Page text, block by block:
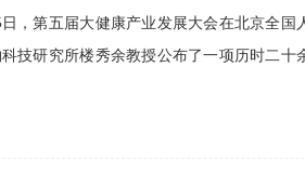
第五届大健康产业发展大会在北京全国
技研究所楼秀余教授公布了一项历时二十